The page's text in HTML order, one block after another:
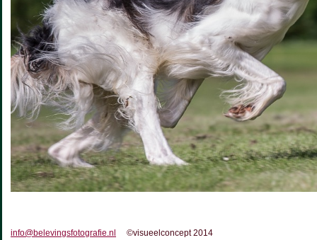
info@belevingsfotografie.nl ©visueelconcept 2014